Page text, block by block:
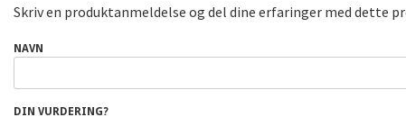
Skriv en produktanmeldelse og del dine erfaringer med dette
NAVN
DIN VURDERING?